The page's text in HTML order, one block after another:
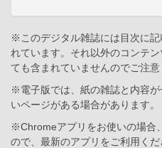
※このデジタル雑誌には目次に
れています。それ以外のコンテ
ても含まれていませんのでご注意
※電子版では、紙の雑誌と内容
いページがある場合があります。
※Chromeアプリをお使いの場合
ので、最新のアプリをご利用くだ